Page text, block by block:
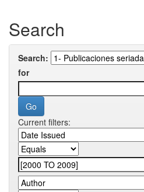
Search
Search:
for
Current filters: